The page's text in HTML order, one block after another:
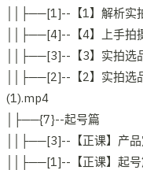
││├──[1]--【1】解析实
││├──[4]--【4】上手拍
││├──[3]--【3】实拍选
││├──[2]--【2】实拍选
(1).mp4
│├──{7}--起号篇
││├──[3]--【正课】产
││├──[1]--【正课】起